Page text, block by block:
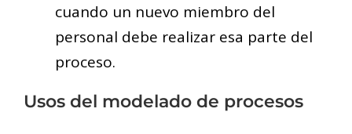
cuando un nuevo miembro del
personal debe realizar esa parte del
proceso.
Usos del modelado de procesos